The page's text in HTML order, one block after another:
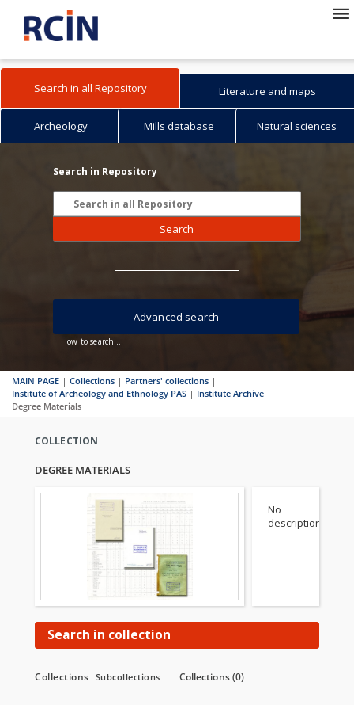
Search in all Repository Literature and maps
Archeology Mills database Natural sciences
Search in Repository
Search
How to search...
Advanced search
MAIN PAGE | Collections | Partners' collections |
Institute of Archeology and Ethnology PAS | Institute Archive |
Degree Materials
COLLECTION
DEGREE MATERIALS
No
description
Search in collection
Collections Subcollections Collections (0)